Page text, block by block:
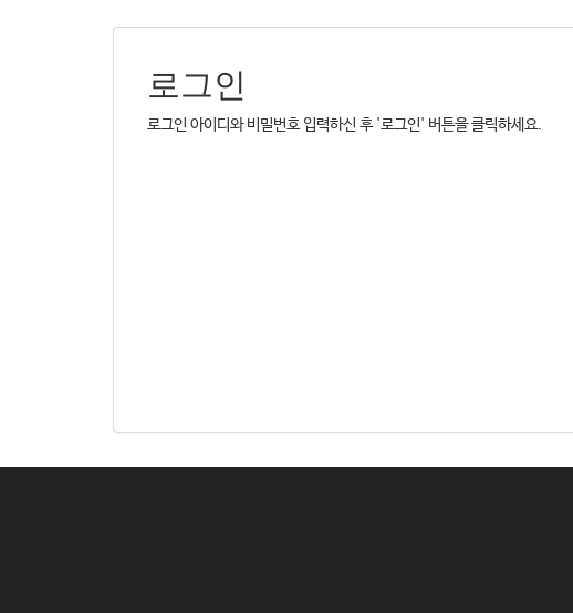
로그인
로그인 아이디와 비밀번호 입력하신 후 '로그인' 버튼을 클릭하세요.